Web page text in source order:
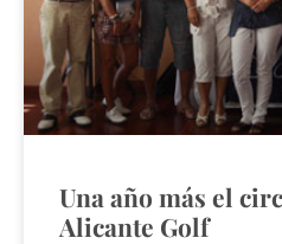
Una año más el
Alicante Golf